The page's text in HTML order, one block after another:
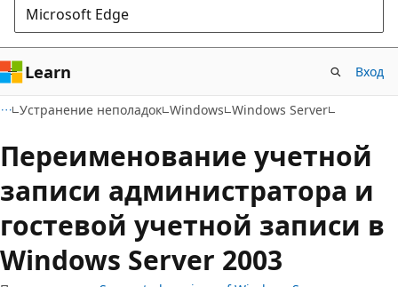
Microsoft Edge
Learn Вход
Устранение неполадок Windows Windows Server
Переименование учетной
записи администратора и
гостевой учетной записи в
Windows Server 2003